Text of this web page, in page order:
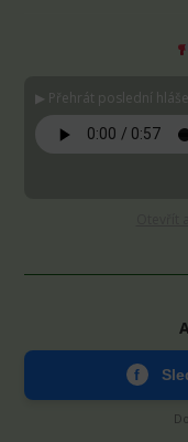
▶ Přehrát poslední
f